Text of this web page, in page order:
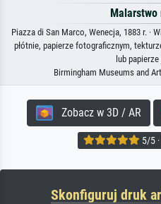
Malarstwo
Piazza di San Marco, Wenecja, 1883 r. ·
płótnie, papierze fotograficznym,
lub
Birmingham Museums and
Zobacz w 3D / AR
5/5
Skonfiguruj druk